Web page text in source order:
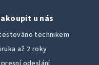
u nás
technikem
až 2 roky